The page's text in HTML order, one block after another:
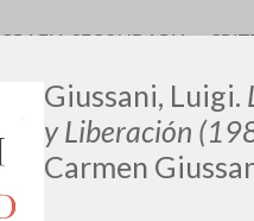
Giussani, Luigi.
y Liberación
Carmen
SECONDARIA